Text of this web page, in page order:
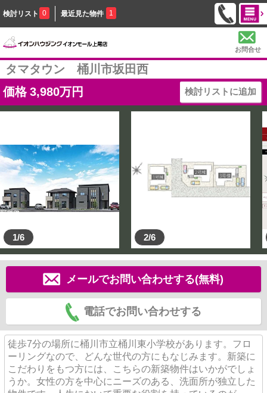
検討リスト 0 最近見た物件 1
お問合せ
タマタウン 桶川市坂田西
価格 3,980万円 検討リストに追加
1/6 2/6
メールでお問い合わせする(無料)
電話でお問い合わせする
徒歩7分の場所に桶川市立桶川東小学校があります。フロ
ーリングなので、どんな世代の方にもなじみます。新築に
こだわりをもつ方には、こちらの新築物件はいかがでしょ
うか。女性の方を中心にニーズのある、洗面所が独立した